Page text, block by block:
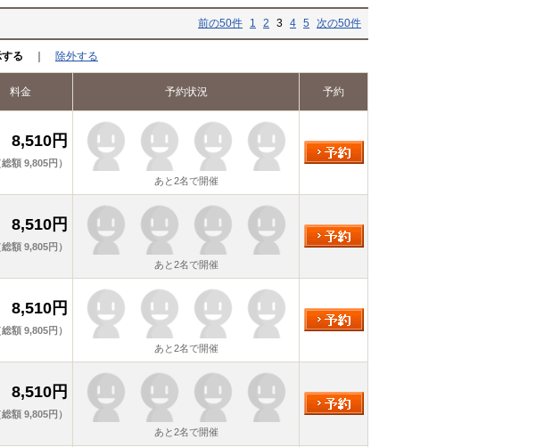
前の50件 1 2 3 4 5 次の50件
る 除外する
料金 予約状況 予約
8,510円
総額 9,805円）
あと2名で開催
8,510円
総額 9,805円）
あと2名で開催
8,510円
総額 9,805円）
あと2名で開催
8,510円
総額 9,805円）
あと2名で開催